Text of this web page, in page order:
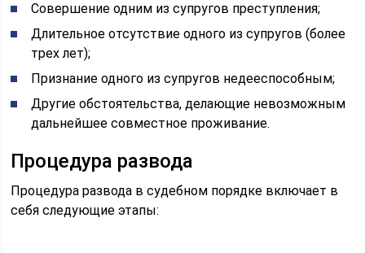
Совершение одним из супругов преступления;
Длительное отсутствие одного из супругов (более
трех лет);
Признание одного из супругов недееспособным;
Другие обстоятельства, делающие невозможным
дальнейшее совместное проживание.
Процедура развода
Процедура развода в судебном порядке включает в
себя следующие этапы: